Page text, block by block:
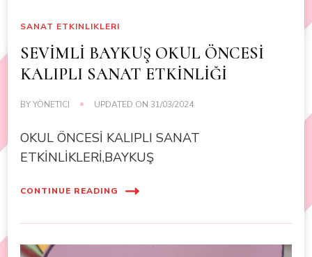
SANAT ETKINLIKLERI
SEVİMLİ BAYKUŞ OKUL ÖNCESİ
KALIPLI SANAT ETKİNLİĞİ
BYYÖNETICI UPDATED ON 31/03/2024
OKUL ÖNCESİ KALIPLI SANAT
ETKİNLİKLERİ,BAYKUŞ
CONTINUE READING